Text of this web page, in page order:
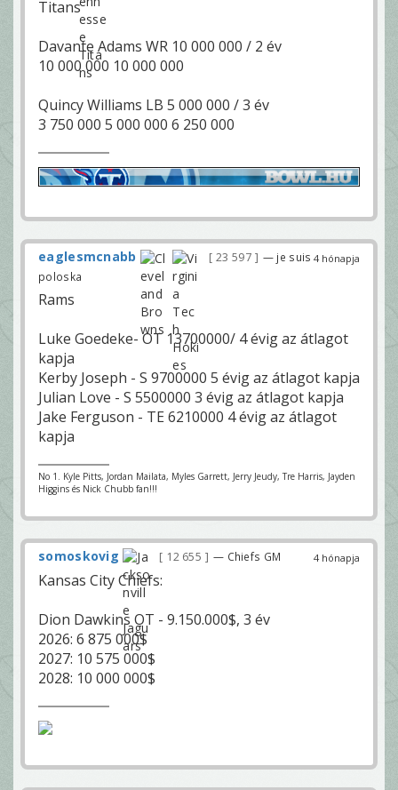
Titans
Davante Adams WR 10 000 000 / 2 év
10 000 000 10 000 000
Quincy Williams LB 5 000 000 / 3 év
3 750 000 5 000 000 6 250 000
4 hónapja
eaglesmcnabb 23 597
— je suis
poloska
Rams
Luke Goedeke- OT 13700000/ 4 évig az átlagot
kapja
Kerby Joseph - S 9700000 5 évig az átlagot kapja
Julian Love - S 5500000 3 évig az átlagot kapja
Jake Ferguson - TE 6210000 4 évig az átlagot
kapja
No 1. Kyle Pitts, Jordan Mailata, Myles Garrett, Jerry Jeudy, Tre Harris, Jayden
Higgins és Nick Chubb fan!!!
4 hónapja
somoskovig 12 655 — Chiefs GM
Kansas City Chiefs:
Dion Dawkins OT - 9.150.000$, 3 év
2026: 6 875 000$
2027: 10 575 000$
2028: 10 000 000$